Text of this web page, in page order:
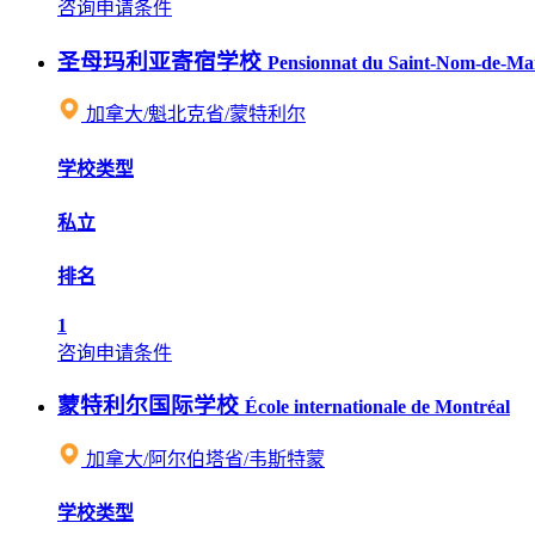
咨询申请条件
圣母玛利亚寄宿学校 Pensionnat du Saint-Nom-d​​e-
加拿大/魁北克省/蒙特利尔
学校类型
私立
排名
1
咨询申请条件
蒙特利尔国际学校 École internationale de Montréal
加拿大/阿尔伯塔省/韦斯特蒙
学校类型